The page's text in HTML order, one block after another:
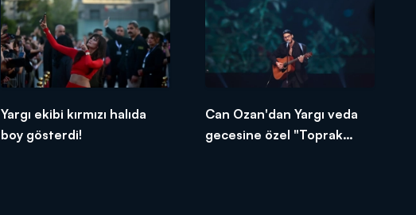
Yargı ekibi kırmızı halıda
boy gösterdi!
Can Ozan'dan Yargı veda
gecesine özel "Toprak